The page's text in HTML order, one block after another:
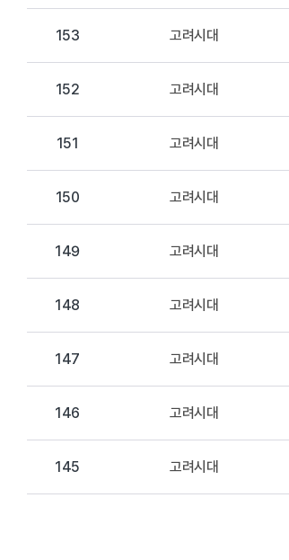
153 고려시대
152 고려시대
151 고려시대
150 고려시대
149 고려시대
148 고려시대
147 고려시대
146 고려시대
145 고려시대